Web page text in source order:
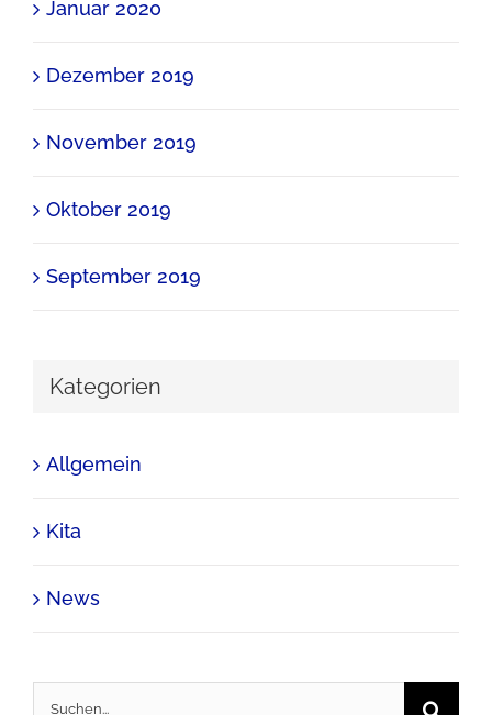
Januar 2020
Dezember 2019
November 2019
Oktober 2019
September 2019
Kategorien
Allgemein
Kita
News
Suche